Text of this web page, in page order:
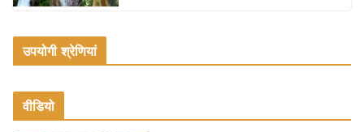
उपयोगी श्रेणियां
वीडियो